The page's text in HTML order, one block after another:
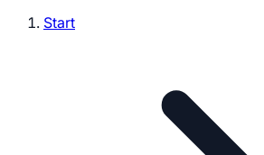
Start